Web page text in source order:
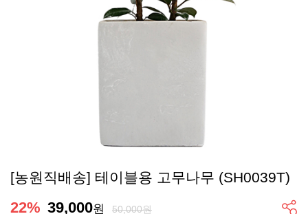
[농원직배송] 테이블용 고무나무 (SH0039T)
22% 39,000원 50,000원